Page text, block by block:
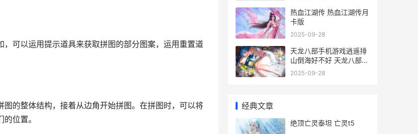
可以运用提示道具来获取拼图的部分图案，运用重置道
的整体结构，接着从边角开始拼图。在拼图时，可以将
位置。
热血江湖传 热血江湖传月
卡版
2025-09-28
天龙八部手机游戏逍遥排
山倒海好不好 天龙八部手
机游戏里可以用的符号
2025-09-28
经典文章
绝顶亡灵泰坦 亡灵t5